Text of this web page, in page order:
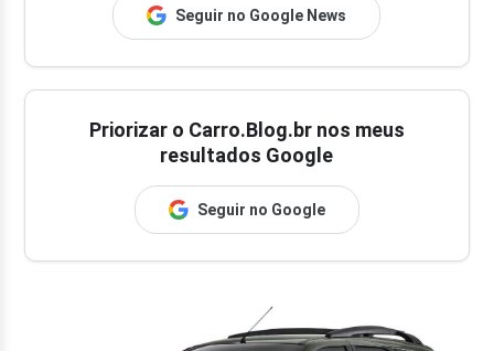
Seguir no Google News
Priorizar o Carro.Blog.br nos meus
resultados Google
Seguir no Google